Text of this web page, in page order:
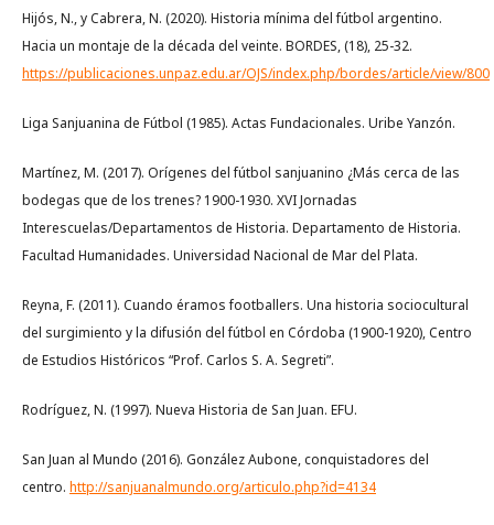
Hijós, N., y Cabrera, N. (2020). Historia mínima del fútbol argentino.
Hacia un montaje de la década del veinte. BORDES, (18), 25-32.
https://publicaciones.unpaz.edu.ar/OJS/index.php/bordes/article/view/800
Liga Sanjuanina de Fútbol (1985). Actas Fundacionales. Uribe Yanzón.
Martínez, M. (2017). Orígenes del fútbol sanjuanino ¿Más cerca de las
bodegas que de los trenes? 1900-1930. XVI Jornadas
Interescuelas/Departamentos de Historia. Departamento de Historia.
Facultad Humanidades. Universidad Nacional de Mar del Plata.
Reyna, F. (2011). Cuando éramos footballers. Una historia sociocultural
del surgimiento y la difusión del fútbol en Córdoba (1900-1920), Centro
de Estudios Históricos “Prof. Carlos S. A. Segreti”.
Rodríguez, N. (1997). Nueva Historia de San Juan. EFU.
San Juan al Mundo (2016). González Aubone, conquistadores del
centro. http://sanjuanalmundo.org/articulo.php?id=4134